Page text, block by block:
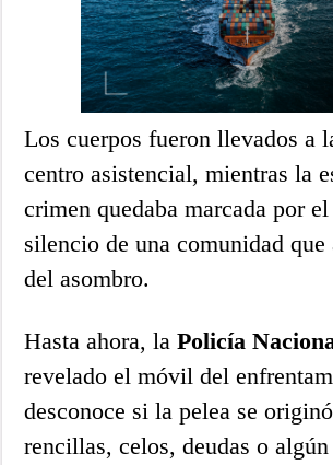
Los cuerpos fueron llevados a
centro asistencial, mientras la
crimen quedaba marcada por
silencio de una comunidad que
del asombro.
Hasta ahora, laPolicía
revelado el móvil del
desconoce si la pelea se
rencillas, celos, deudas o